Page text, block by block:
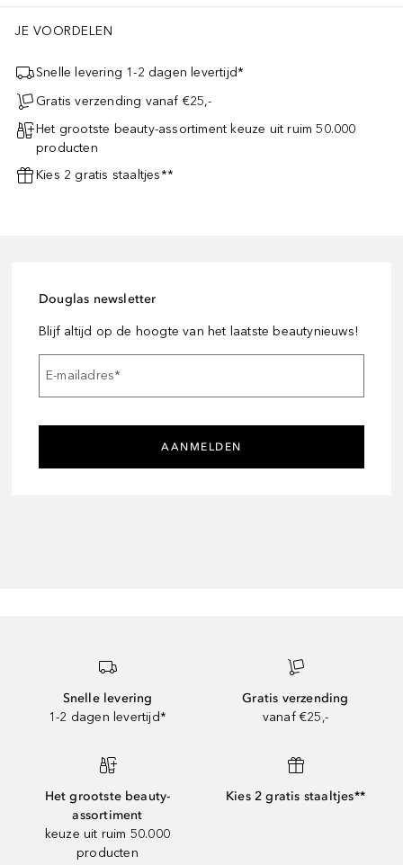
JE VOORDELEN
Snelle levering 1-2 dagen levertijd*
Gratis verzending vanaf €25,-
Het grootste beauty-assortiment keuze uit ruim 50.000
producten
Kies 2 gratis staaltjes**
Douglas newsletter
Blijf altijd op de hoogte van het laatste beautynieuws!
E-mailadres*
AANMELDEN
Snelle levering
1-2 dagen levertijd*
Gratis verzending
vanaf €25,-
Het grootste beauty-
assortiment
keuze uit ruim 50.000
producten
Kies 2 gratis staaltjes**